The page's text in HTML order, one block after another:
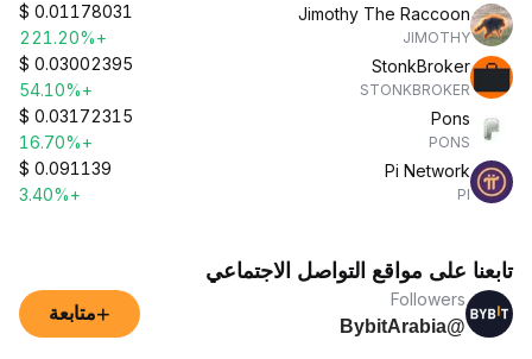
Jimothy The Raccoon
JIMOTHY
$ 0.01178031
+221.20%
StonkBroker
STONKBROKER
$ 0.03002395
+54.10%
Pons
PONS
$ 0.03172315
+16.70%
Pi Network
PI
$ 0.091139
+3.40%
تابعنا على مواقع التواصل الاجتماعي
Followers
@BybitArabia
+متابعة